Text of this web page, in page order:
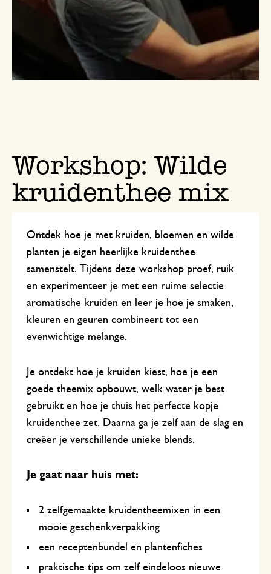
Workshop: Wilde
kruidenthee mix
Ontdek hoe je met kruiden, bloemen en wilde
planten je eigen heerlijke kruidenthee
samenstelt. Tijdens deze workshop proef, ruik
en experimenteer je met een ruime selectie
aromatische kruiden en leer je hoe je smaken,
kleuren en geuren combineert tot een
evenwichtige melange.
Je ontdekt hoe je kruiden kiest, hoe je een
goede theemix opbouwt, welk water je best
gebruikt en hoe je thuis het perfecte kopje
kruidenthee zet. Daarna ga je zelf aan de slag en
creëer je verschillende unieke blends.
Je gaat naar huis met:
2 zelfgemaakte kruidentheemixen in een
mooie geschenkverpakking
een receptenbundel en plantenfiches
praktische tips om zelf eindeloos nieuwe